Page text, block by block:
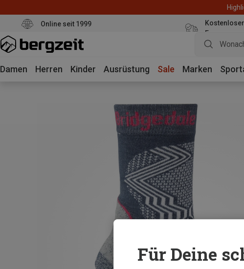
Online seit 1999
Euro
Damen Herren Kinder Ausrüstung Sale Marken
Für Deine